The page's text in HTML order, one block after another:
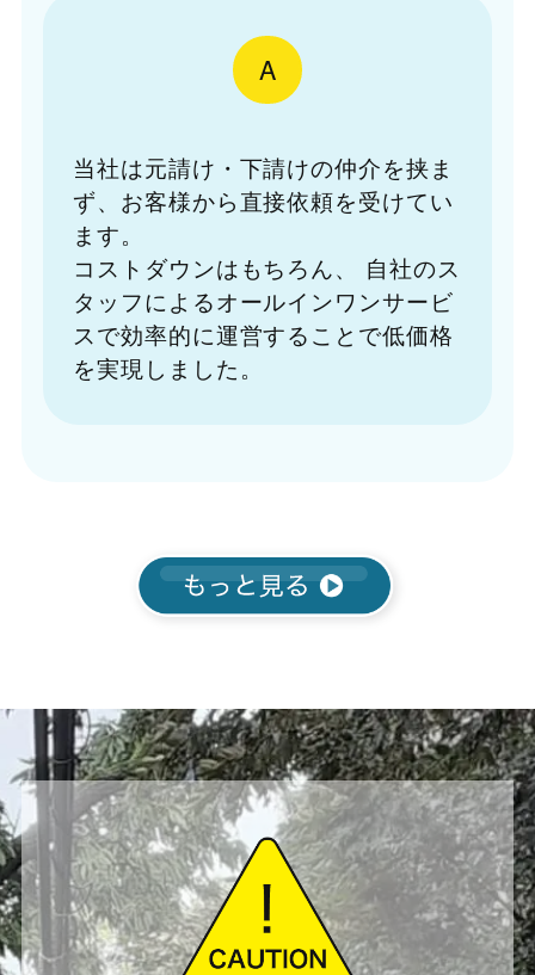
A
当社は元請け・下請けの仲介を挟ま
ず、お客様から直接依頼を受けてい
ます。
コストダウンはもちろん、
自社のス
タッフによるオールインワンサービ
スで効率的に運営することで低価格
を実現しました。